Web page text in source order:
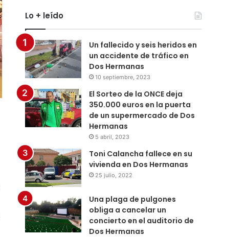
Lo + leído
Un fallecido y seis heridos en
un accidente de tráfico en
Dos Hermanas
10 septiembre, 2023
El Sorteo de la ONCE deja
350.000 euros en la puerta
de un supermercado de Dos
Hermanas
5 abril, 2023
Toni Calancha fallece en su
vivienda en Dos Hermanas
25 julio, 2022
Una plaga de pulgones
obliga a cancelar un
concierto en el auditorio de
Dos Hermanas